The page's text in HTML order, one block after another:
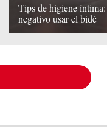
Tips de higiene
negativo usar el bidé